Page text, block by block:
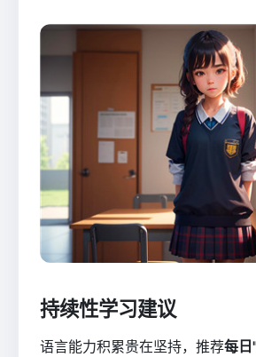
持续性学习建议
语言能力积累贵在坚持，推荐每